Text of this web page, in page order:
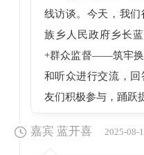
线访谈。今天，我
族乡人民政府乡长
+群众监督——筑牢换
和听众进行交流，
友们积极参与，踊跃
嘉宾 蓝开喜 2025-08-